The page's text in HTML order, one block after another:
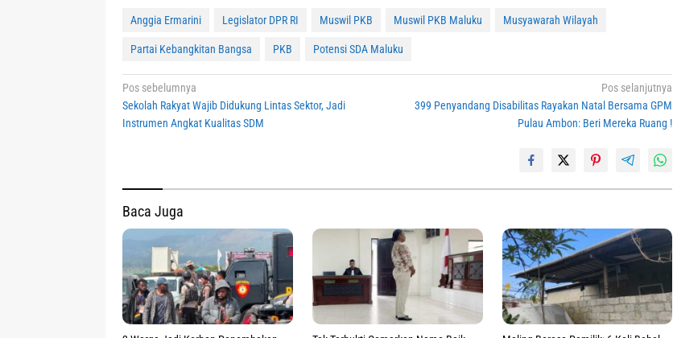
Anggia Ermarini Legislator DPR RI Muswil PKB Muswil PKB Maluku Musyawarah Wilayah
Partai Kebangkitan Bangsa PKB Potensi SDA Maluku
Navigasi
pos
Pos sebelumnya
Sekolah Rakyat Wajib Didukung Lintas Sektor, Jadi
Instrumen Angkat Kualitas SDM
Pos selanjutnya
399 Penyandang Disabilitas Rayakan Natal Bersama GPM
Pulau Ambon: Beri Mereka Ruang !
Baca Juga